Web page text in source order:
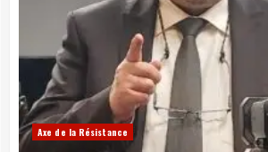
Axe de la Résistance